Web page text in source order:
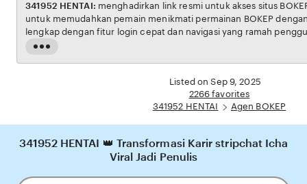
Read
the
341952 HENTAI:
untuk memudahkan pemain menikmati permainan BOKEP dengan aman dan transparan,
lengkap dengan fitur login cepat dan navigasi yang ramah pengguna. Setiap transaksi
dijamin aman, sementara update hasil dan informasi permainan selalu tersedia secara real-
Listed on Sep 9, 2025
2266 favorites
341952 HENTAI
Agen BOKEP
341952 HENTAI 👑 Transformasi Karir stripchat Icha
Viral Jadi Penulis